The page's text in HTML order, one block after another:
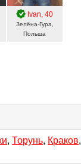
, 41 Ivan, 40
Зелёна-Гура,
Польша
,Торунь, Краков,